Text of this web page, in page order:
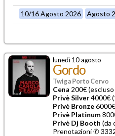
10/16 Agosto 2026 Agosto
lunedì 10 agosto
Gordo
Twiga Porto Cervo
Cena 200€
Privè Silver4000€
Privè Bronze
Privè Platinum
Privè Dj Booth (da
Prenotazioni ✆